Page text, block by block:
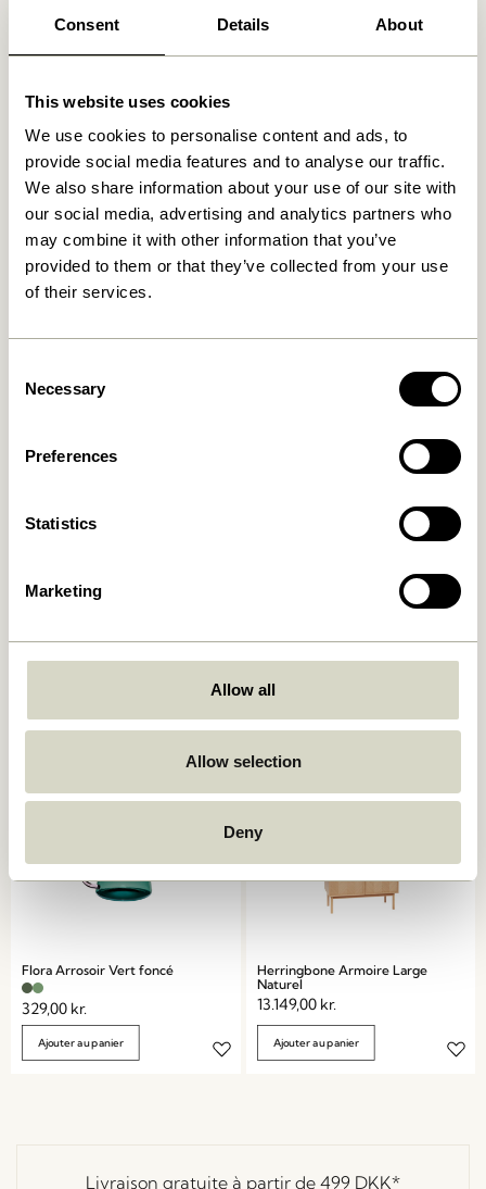
Consent Details About
This website uses cookies
We use cookies to personalise content and ads, to
provide social media features and to analyse our traffic.
We also share information about your use of our site with
our social media, advertising and analytics partners who
may combine it with other information that you’ve
provided to them or that they’ve collected from your use
of their services.
Selection
Necessary
Preferences
Statistics
Marketing
Allow all
Allow selection
Deny
Produits similaires
Kura Armoire Large Naturel
Naturel
1.299,00kr.
Flora Arrosoir Vert foncé
329,00 kr.
Ajouter au panier
Herringbone Armoire Large
Naturel
13.149,00 kr.
Ajouter au panier
Livraison gratuite à partir de 499 DKK*